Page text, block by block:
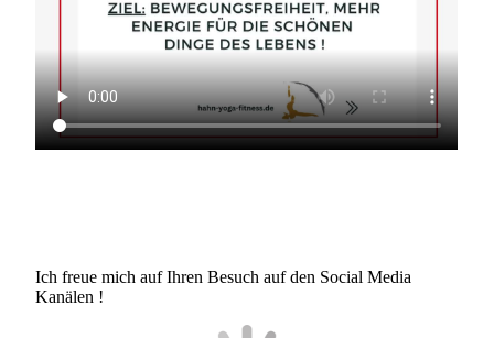
Ich freue mich auf Ihren Besuch auf den Social Media
Kanälen !